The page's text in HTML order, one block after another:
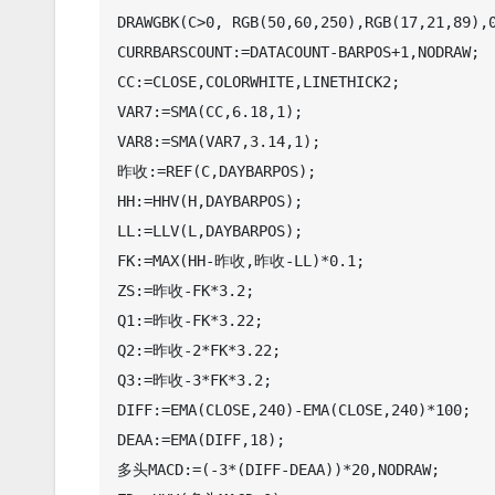
DRAWGBK(C>0,
CURRBARSCOUNT:=DATACOUNT-BARPOS+1,NODRAW;
CC:=CLOSE,COLORWHITE,LINETHICK2;
VAR7:=SMA(CC,6.18,1);
VAR8:=SMA(VAR7,3.14,1);
昨收:=REF(C,DAYBARPOS);
HH:=HHV(H,DAYBARPOS);
LL:=LLV(L,DAYBARPOS);
FK:=MAX(HH-昨收,昨收-LL)*0.1;
ZS:=昨收-FK*3.2;
Q1:=昨收-FK*3.22;
Q2:=昨收-2*FK*3.22;
Q3:=昨收-3*FK*3.2;
DIFF:=EMA(CLOSE,240)-EMA(CLOSE,240)*100;
DEAA:=EMA(DIFF,18);
多头MACD:=(-3*(DIFF-DEAA))*20,NODRAW;